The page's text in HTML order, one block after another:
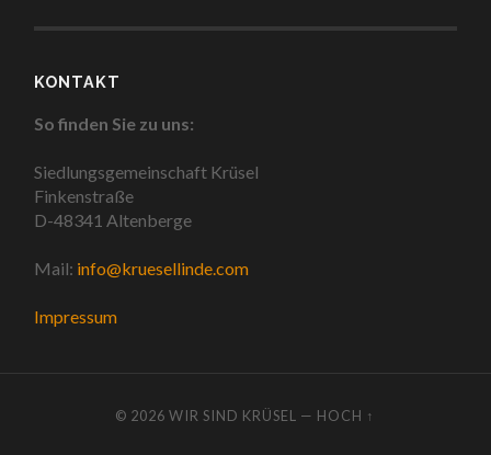
KONTAKT
So finden Sie zu uns:
Siedlungsgemeinschaft Krüsel
Finkenstraße
D-48341 Altenberge
Mail: info@kruesellinde.com
Impressum
© 2026WIR SIND KRÜSEL — HOCH ↑